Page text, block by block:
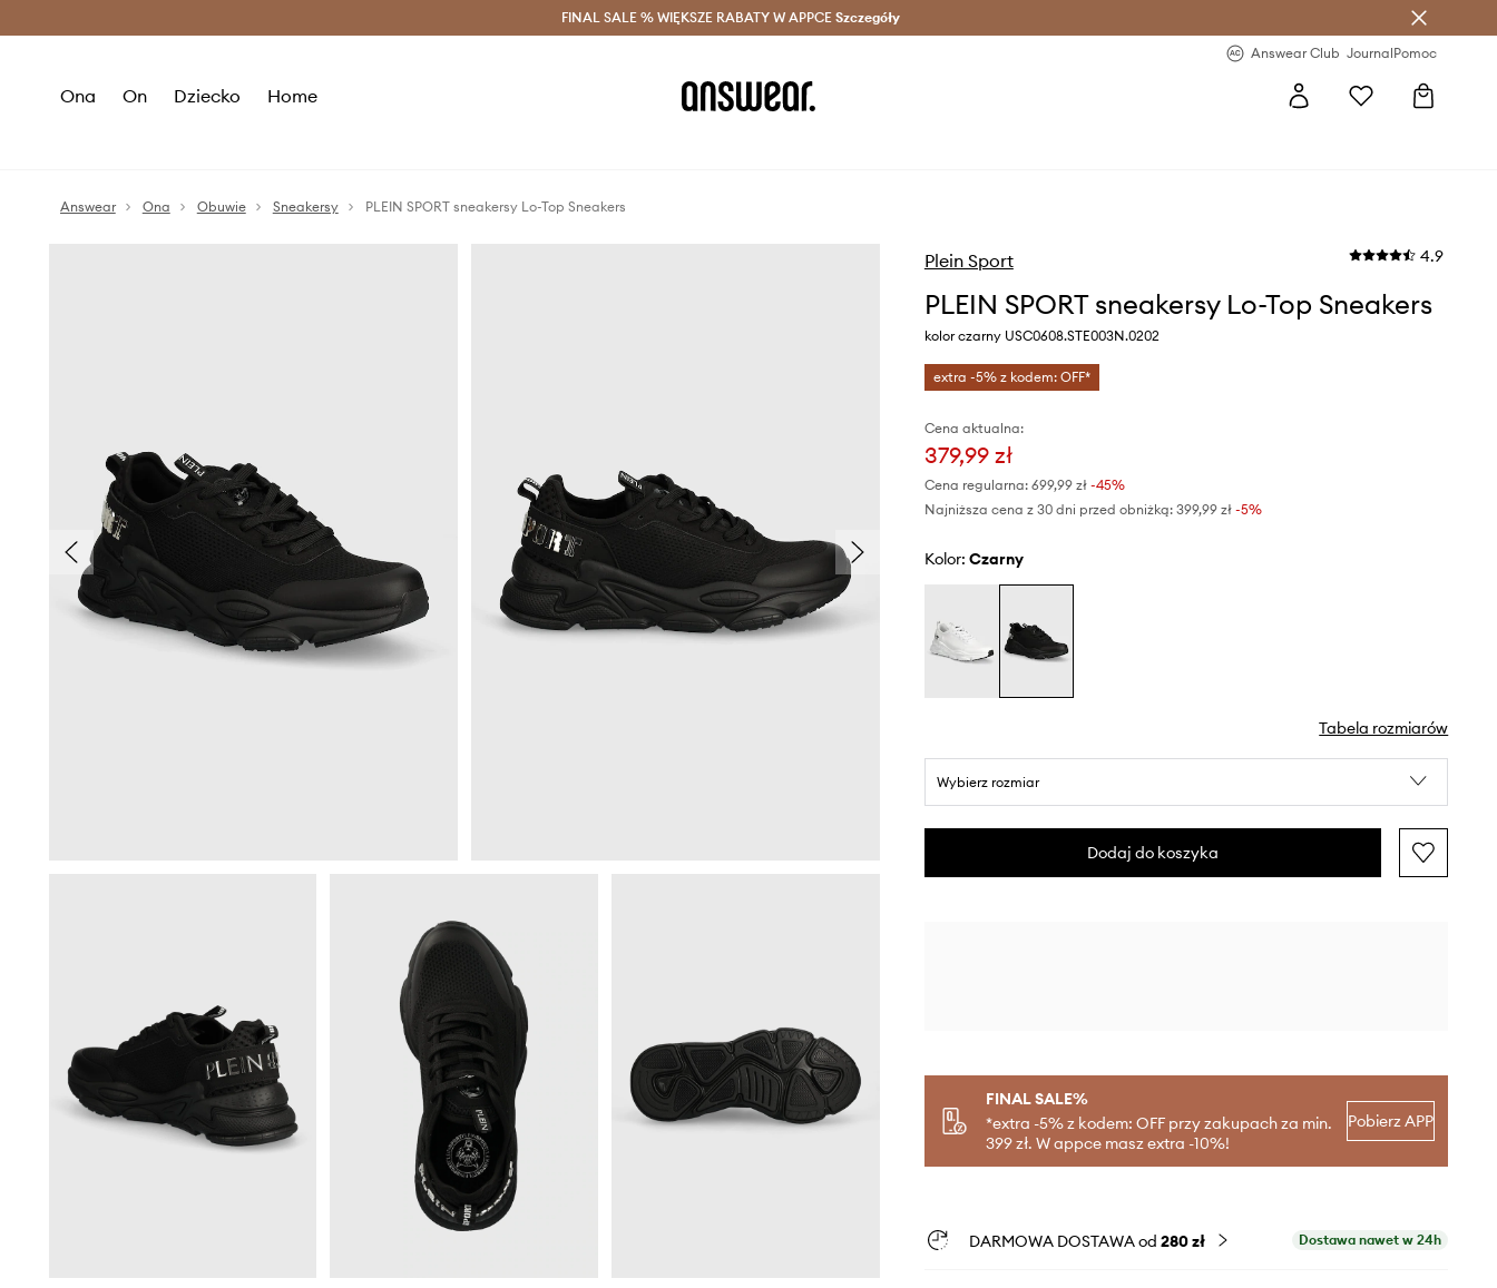
Oszczędzaj z Answear Club > Dostawa nawet w 24h >
FINAL SALE % WIĘKSZE RABATY W APPCE Szczegóły
Answear Club JournalPomoc
Ona On Dziecko Home
Answear Ona Obuwie Sneakersy PLEIN SPORT sneakersy Lo-Top Sneakers
Plein Sport 4.9
PLEIN SPORT sneakersy Lo-Top Sneakers
kolor czarny USC0608.STE003N.0202
extra -5% z kodem: OFF*
Cena aktualna:
379,99 zł
Cena regularna: 699,99 zł-45%
Najniższa cena z 30 dni przed obniżką: 399,99 zł -5%
Kolor: czarny
Tabela rozmiarów
Wybierz rozmiar
Dodaj do koszyka
FINAL SALE%
*extra -5% z kodem: OFF przy zakupach za min.
399 zł. W appce masz extra -10%!
Pobierz APP
DARMOWA DOSTAWA od 280 zł Dostawa nawet w 24h